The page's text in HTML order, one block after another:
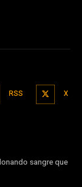
RSS X
sangre que